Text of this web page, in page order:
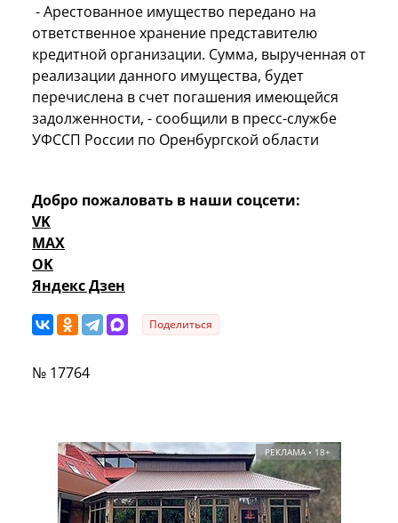
- Арестованное имущество передано на
ответственное хранение представителю
кредитной организации. Сумма, вырученная от
реализации данного имущества, будет
перечислена в счет погашения имеющейся
задолженности, - сообщили в пресс-службе
УФССП России по Оренбургской области
Добро пожаловать в наши соцсети:
VK
MAX
OK
Яндекс Дзен
Поделиться
№ 17764
РЕКЛАМА • 18+